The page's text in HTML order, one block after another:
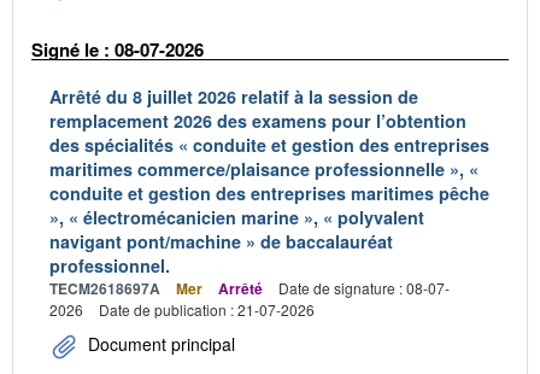
Signé le : 08-07-2026
Arrêté du 8 juillet 2026 relatif à la session de
remplacement 2026 des examens pour l’obtention
des spécialités « conduite et gestion des entreprises
maritimes commerce/plaisance professionnelle », «
conduite et gestion des entreprises maritimes pêche
», « électromécanicien marine », « polyvalent
navigant pont/machine » de baccalauréat
professionnel.
TECM2618697A Mer Arrêté
Date de signature : 08-07-
2026
Date de publication : 21-07-2026
Document principal